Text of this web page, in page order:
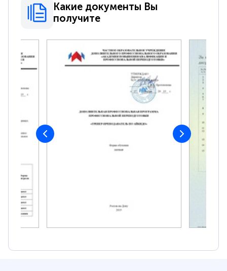
Какие документы Вы
получите